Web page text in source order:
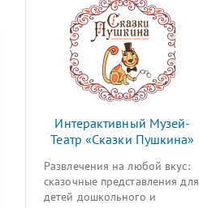
Интерактивный Музей-
Театр «Сказки Пушкина»
Развлечения на любой вкус:
сказочные представления для
детей дошкольного и